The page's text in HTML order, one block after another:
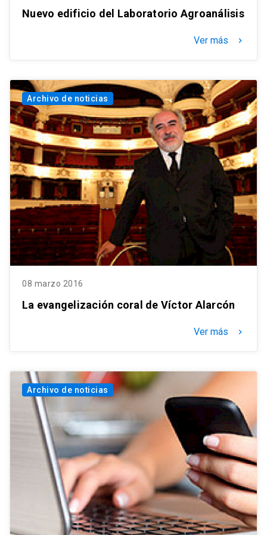
Nuevo edificio del Laboratorio Agroanálisis
Ver más keyboard_arrow_right
Archivo de noticias
08 marzo 2016
La evangelización coral de Víctor Alarcón
Ver más keyboard_arrow_right
Archivo de noticias